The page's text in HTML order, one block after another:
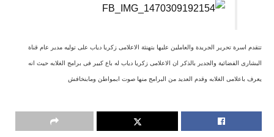
تتقدم اسرة تحرير الجريدة والعاملين عليها بتهنئة الاعلامى زكريا دياب على توليه مدير عام قناة
البشارى الفضائية والجدير بالذكر ان الاعلامى زكريا دياب له باع كبير فى برامج الغلابه حيث انه
يعرف باعلامى الغلابه وقدم العديد من البرامج منها صوت ابمواطن ومابنخافش